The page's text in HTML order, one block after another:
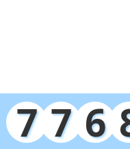
7 7 6